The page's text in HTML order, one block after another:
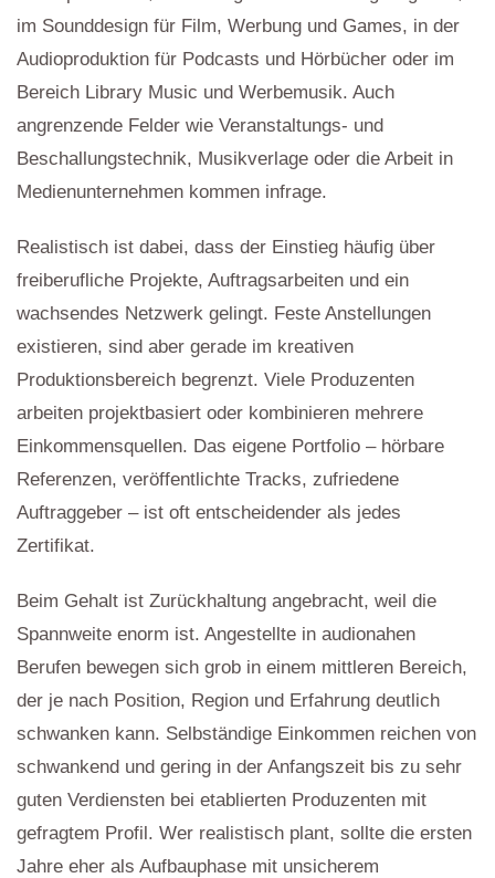
im Sounddesign für Film, Werbung und Games, in der
Audioproduktion für Podcasts und Hörbücher oder im
Bereich Library Music und Werbemusik. Auch
angrenzende Felder wie Veranstaltungs- und
Beschallungstechnik, Musikverlage oder die Arbeit in
Medienunternehmen kommen infrage.
Realistisch ist dabei, dass der Einstieg häufig über
freiberufliche Projekte, Auftragsarbeiten und ein
wachsendes Netzwerk gelingt. Feste Anstellungen
existieren, sind aber gerade im kreativen
Produktionsbereich begrenzt. Viele Produzenten
arbeiten projektbasiert oder kombinieren mehrere
Einkommensquellen. Das eigene Portfolio – hörbare
Referenzen, veröffentlichte Tracks, zufriedene
Auftraggeber – ist oft entscheidender als jedes
Zertifikat.
Beim Gehalt ist Zurückhaltung angebracht, weil die
Spannweite enorm ist. Angestellte in audionahen
Berufen bewegen sich grob in einem mittleren Bereich,
der je nach Position, Region und Erfahrung deutlich
schwanken kann. Selbständige Einkommen reichen von
schwankend und gering in der Anfangszeit bis zu sehr
guten Verdiensten bei etablierten Produzenten mit
gefragtem Profil. Wer realistisch plant, sollte die ersten
Jahre eher als Aufbauphase mit unsicherem